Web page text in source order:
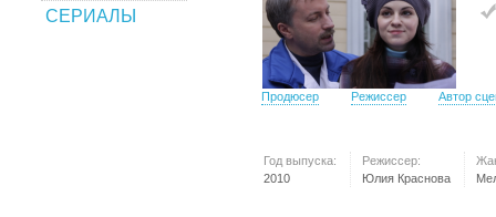
СЕРИАЛЫ
Продюсер Режиссер Автор
Год выпуска:
2010
Режиссер:
Юлия Краснова